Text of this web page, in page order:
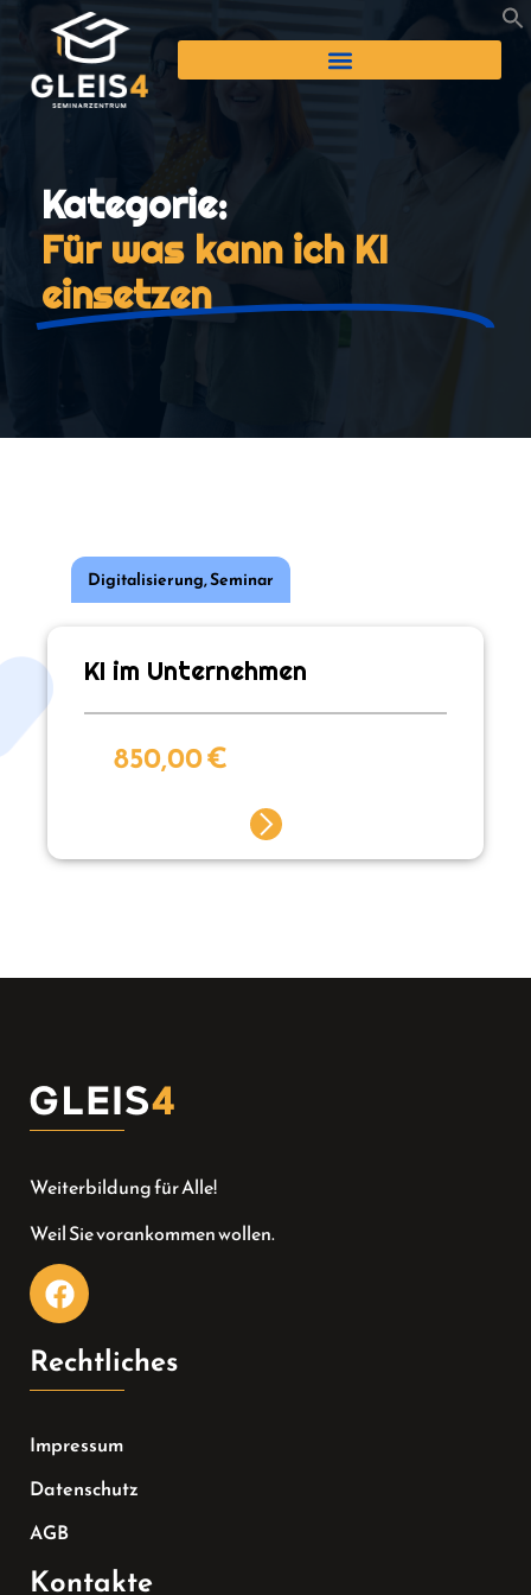
Kategorie:
Für was kann ich KI
einsetzen
Digitalisierung,Seminar
KI im Unternehmen
850,00€
Weiterbildung für Alle!
Weil Sie vorankommen wollen.
Rechtliches
Impressum
Datenschutz
AGB
Kontakte